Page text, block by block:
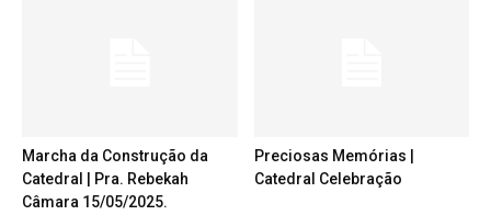
Marcha da Construção da
Catedral | Pra. Rebekah
Câmara 15/05/2025.
Preciosas Memórias |
Catedral Celebração